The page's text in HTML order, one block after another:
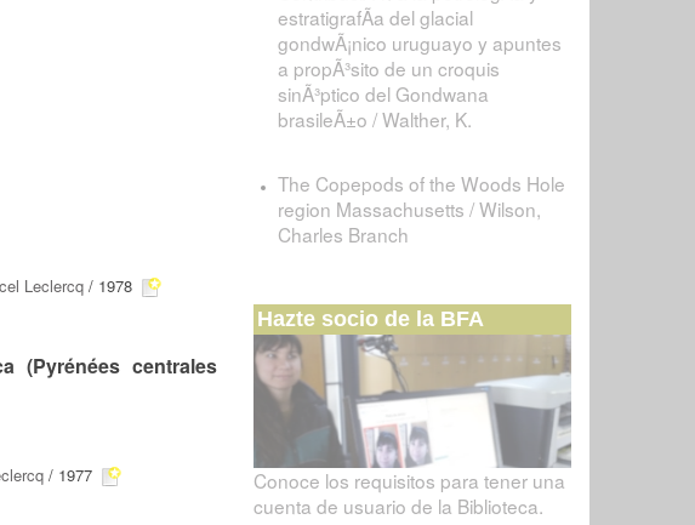
Leclercq / 1978
(Pyrénées centrales
/ 1977
estratigrafÃ­a del glacial
gondwÃ¡nico uruguayo y apuntes
a propÃ³sito de un croquis
sinÃ³ptico del Gondwana
brasileÃ±o / Walther, K.
The Copepods of the Woods Hole
region Massachusetts / Wilson,
Charles Branch
Hazte socio de la BFA
Conoce los requisitos para tener una
cuenta de usuario de la Biblioteca.